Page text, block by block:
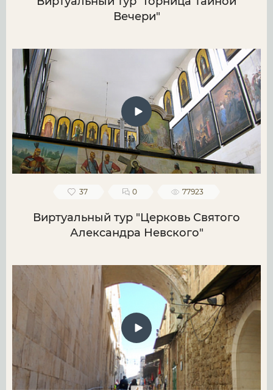
Вечери"
37 0 77923
Виртуальный тур "Церковь Святого
Александра Невского"